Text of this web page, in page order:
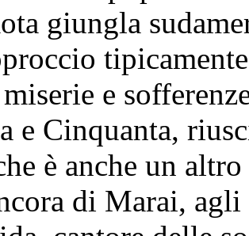
giungla
e
e Cinquanta,
è anche un
di Marai,